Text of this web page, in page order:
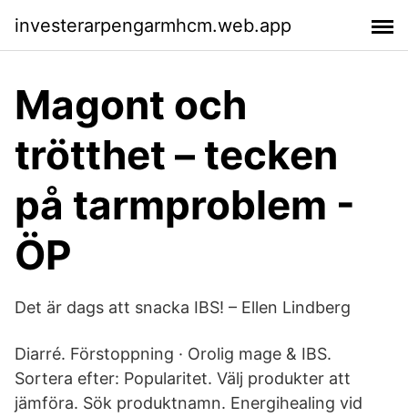
investerarpengarmhcm.web.app
Magont och
trötthet – tecken
på tarmproblem -
ÖP
Det är dags att snacka IBS! – Ellen Lindberg
Diarré. Förstoppning · Orolig mage & IBS.
Sortera efter: Popularitet. Välj produkter att
jämföra. Sök produktnamn. Energihealing vid